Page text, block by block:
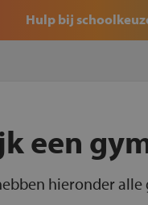
Hulp bij
een
hieronder